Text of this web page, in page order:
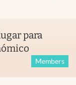
para
Members